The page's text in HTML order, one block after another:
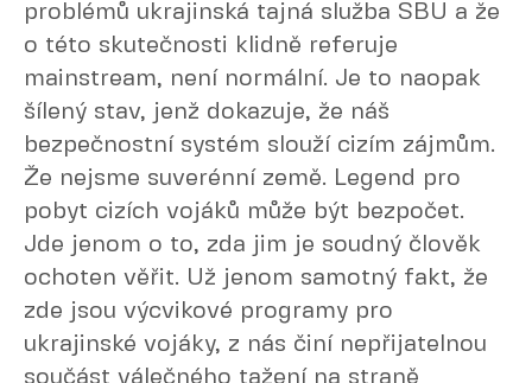
problémů ukrajinská tajná služba SBU a že
o této skutečnosti klidně referuje
mainstream, není normální. Je to naopak
šílený stav, jenž dokazuje, že náš
bezpečnostní systém slouží cizím zájmům.
Že nejsme suverénní země. Legend pro
pobyt cizích vojáků může být bezpočet.
Jde jenom o to, zda jim je soudný člověk
ochoten věřit. Už jenom samotný fakt, že
zde jsou výcvikové programy pro
ukrajinské vojáky, z nás činí nepřijatelnou
součást válečného tažení na straně